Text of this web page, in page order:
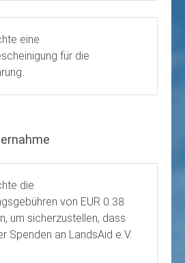
eine
für die
die
von EUR 0.38
um sicherzustellen, dass
Spenden an LandsAid e.V.